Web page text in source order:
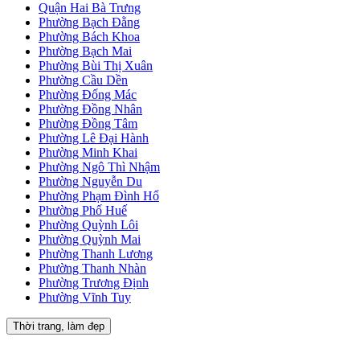
Quận Hai Bà Trưng
Phường Bạch Đằng
Phường Bách Khoa
Phường Bạch Mai
Phường Bùi Thị Xuân
Phường Cầu Dền
Phường Đống Mác
Phường Đồng Nhân
Phường Đồng Tâm
Phường Lê Đại Hành
Phường Minh Khai
Phường Ngô Thì Nhậm
Phường Nguyễn Du
Phường Phạm Đình Hổ
Phường Phố Huế
Phường Quỳnh Lôi
Phường Quỳnh Mai
Phường Thanh Lương
Phường Thanh Nhàn
Phường Trương Định
Phường Vĩnh Tuy
Thời trang, làm đẹp